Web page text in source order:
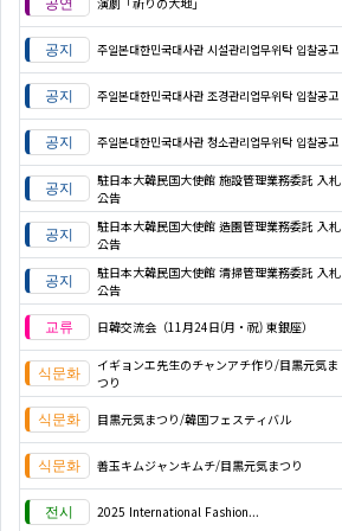
주일본대한민국대사관 시설관리업무위탁 입찰공고
주일본대한민국대사관 조경관리업무위탁 입찰공고
주일본대한민국대사관 청소관리업무위탁 입찰공고
駐日本大韓民国大使館 施設管理業務委託 入札
公告
駐日本大韓民国大使館 造園管理業務委託 入札
公告
駐日本大韓民国大使館 清掃管理業務委託 入札
公告
日韓交流会（11月24日(月・祝) 東銀座）
イギョンエ先生のチャンアチ作り/目黒元気ま
つり
目黒元気まつり/韓国フェスティバル
善玉キムジャンキムチ/目黒元気まつり
2025 International Fashion...